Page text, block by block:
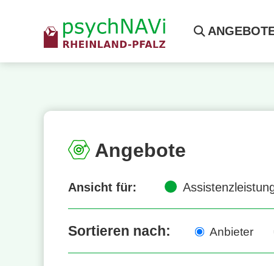
Angebote
Ansicht für:
Sortieren nach: Anbieter